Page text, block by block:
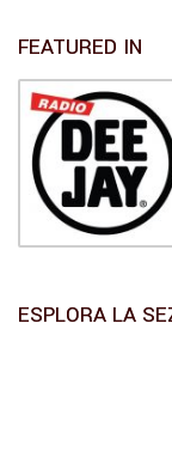
FEATURED IN
ESPLORA LA